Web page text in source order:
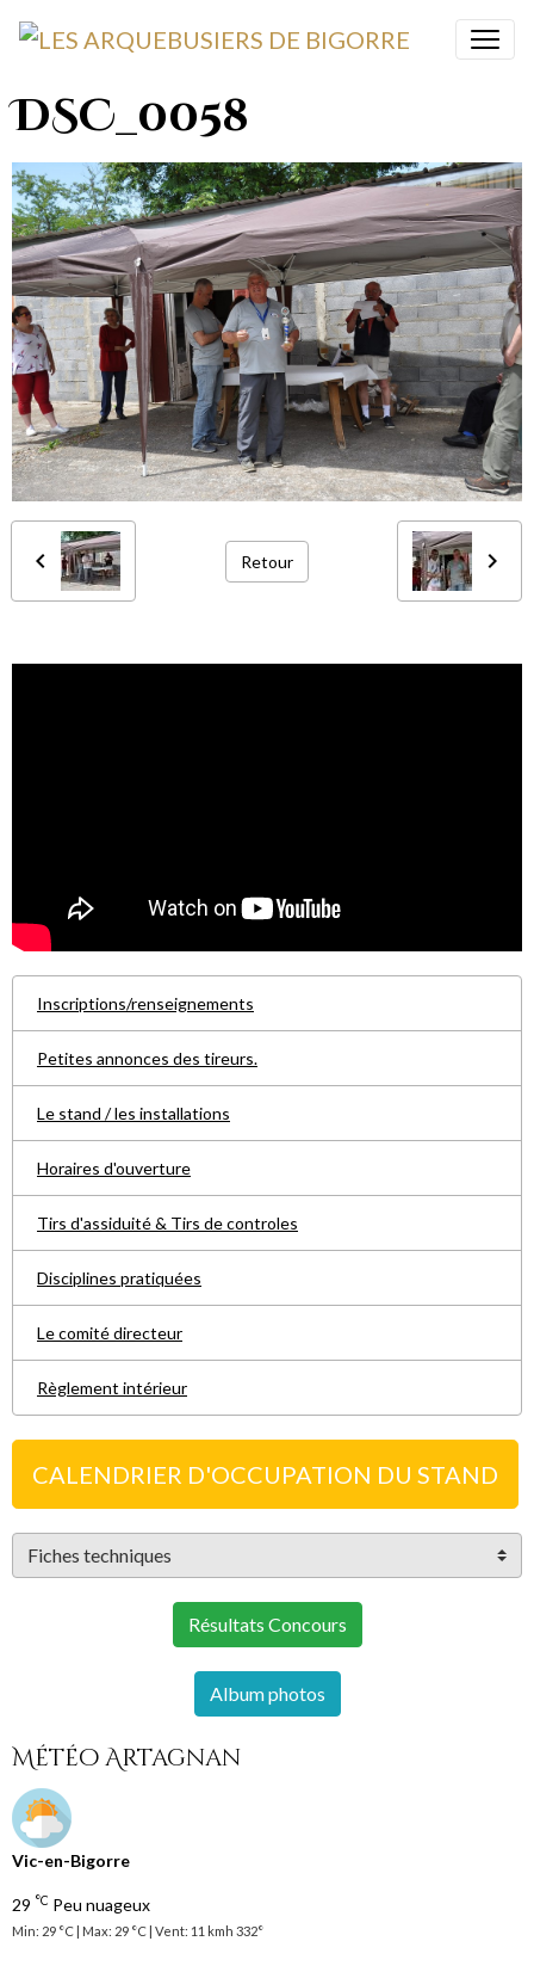
DSC_0058
Retour
Inscriptions/renseignements
Petites annonces des tireurs.
Le stand / les installations
Horaires d'ouverture
Tirs d'assiduité & Tirs de controles
Disciplines pratiquées
Le comité directeur
Règlement intérieur
CALENDRIER D'OCCUPATION DU STAND
Résultats Concours
Album photos
Météo Artagnan
Vic-en-Bigorre
29 °C Peu nuageux
Min: 29 °C | Max: 29 °C | Vent: 11 kmh 332°